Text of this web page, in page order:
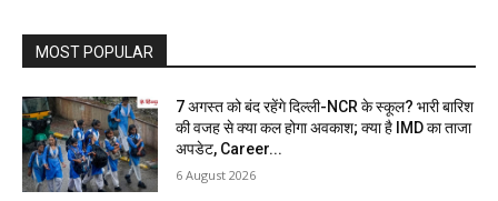
MOST POPULAR
7 अगस्त को बंद रहेंगे दिल्ली-NCR के स्कूल? भारी बारिश
की वजह से क्या कल होगा अवकाश; क्या है IMD का ताजा
अपडेट, Career...
6 August 2026